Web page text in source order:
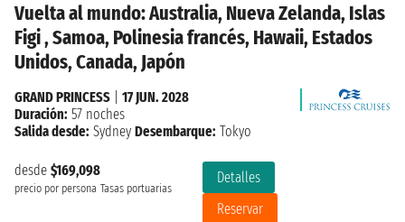
Vuelta al mundo: Australia, Nueva Zelanda, Islas
Figi , Samoa, Polinesia francés, Hawaii, Estados
Unidos, Canada, Japón
desde $169,098
precio por persona Tasas portuarias
Detalles
Reservar
GRAND PRINCESS
17 JUN. 2028
Duración: 57 noches
Salida desde: Sydney Desembarque: Tokyo